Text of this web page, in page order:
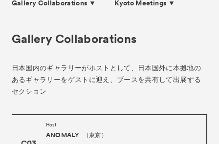
Gallery Collaborations Kyoto Meetings
Gallery Collaborations
日本国内のギャラリーがホストとして、
日本国外に本拠地の
あるギャラリーをゲストに迎え、 ブースを共有して出展する
セクション
Host
ANOMALY （東京）